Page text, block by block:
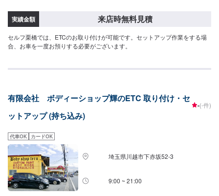
実績金額 来店時無料見積
セルフ栗橋では、ETCのお取り付けが可能です。セットアップ作業をする場
合、お車を一度お預りする必要がございます。
有限会社 ボディーショップ輝のETC 取り付け・セ
ットアップ (持ち込み)
-(-件)
代車OK カードOK
埼玉県川越市下赤坂52‐3
9:00 ~ 21:00